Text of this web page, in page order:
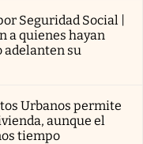
Seguridad Social |
a quienes hayan
adelanten su
Urbanos permite
aunque el
tiempo